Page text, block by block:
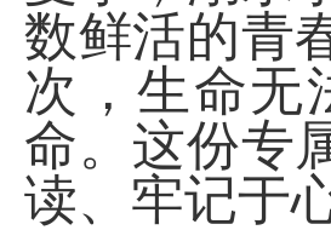
数鲜活的青
次，生命无
命。这份专
读、牢记于